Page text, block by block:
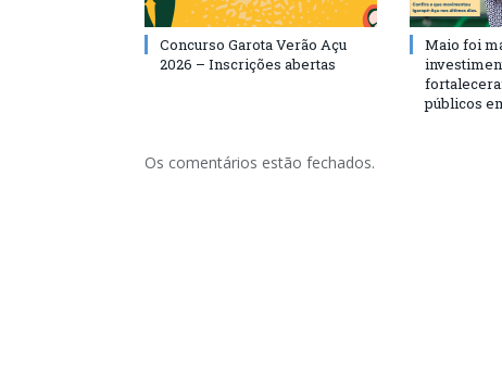
Concurso Garota Verão Açu
2026 – Inscrições abertas
Maio foi
públicos
Os comentários estão fechados.